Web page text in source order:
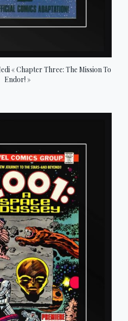
« Chapter Three: The Mission To
Endor! »